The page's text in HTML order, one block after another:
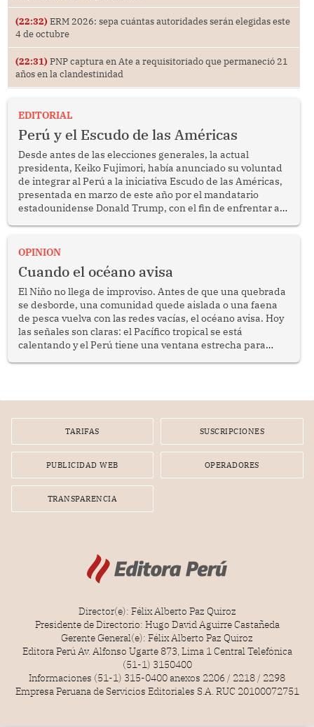
(22:32) ERM 2026: sepa cuántas autoridades serán elegidas este
4 de octubre
(22:31) PNP captura en Ate a requisitoriado que permaneció 21
años en la clandestinidad
EDITORIAL
Perú y el Escudo de las Américas
Desde antes de las elecciones generales, la actual
presidenta, Keiko Fujimori, había anunciado su voluntad
de integrar al Perú a la iniciativa Escudo de las Américas,
presentada en marzo de este año por el mandatario
estadounidense Donald Trump, con el fin de enfrentar al
OPINION
Cuando el océano avisa
El Niño no llega de improviso. Antes de que una quebrada
se desborde, una comunidad quede aislada o una faena
de pesca vuelva con las redes vacías, el océano avisa. Hoy
las señales son claras: el Pacífico tropical se está
calentando y el Perú tiene una ventana estrecha para
TARIFAS SUSCRIPCIONES
PUBLICIDAD WEB OPERADORES
TRANSPARENCIA
Director(e): Félix Alberto Paz Quiroz
Presidente de Directorio: Hugo David Aguirre Castañeda
Gerente General(e): Félix Alberto Paz Quiroz
Editora Perú Av. Alfonso Ugarte 873, Lima 1 Central Telefónica
(51-1) 3150400
Informaciones (51-1) 315-0400 anexos 2206 / 2218 / 2298
Empresa Peruana de Servicios Editoriales S.A. RUC 20100072751